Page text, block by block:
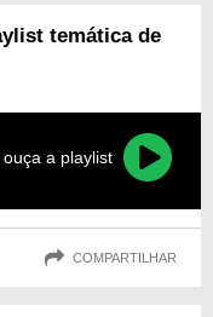
temática de
ouça a playlist
COMPARTILHAR